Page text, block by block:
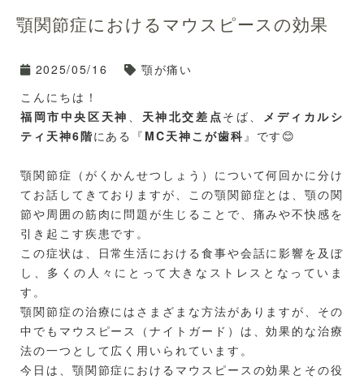
顎関節症におけるマウスピースの効果
2025/05/16
顎が痛い
こんにちは！
福岡市中央区天神 、 天神北交差点そば、 メ ディカルシ
ティ天神6階にある『 MC天神こが歯科 』です😊
顎関節症（がくかんせつしょう）について何回かに分け
てお話してきておりますが、この顎関節症とは、顎の関
節や周囲の筋肉に問題が生じることで、痛みや不快感を
引き起こす疾患です。
この症状は、日常生活における食事や会話に影響を及ぼ
し、多くの人々にとって大きなストレスとなっていま
す。
顎関節症の治療にはさまざまな方法がありますが、その
中でもマウスピース（ナイトガード）は、効果的な治療
法の一つとして広く用いられています。
今日は、顎関節症におけるマウスピースの効果とその役